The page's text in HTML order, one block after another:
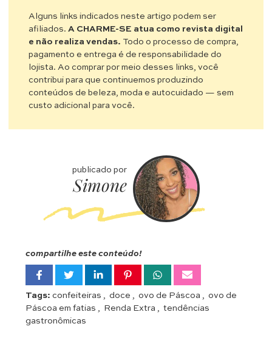
Alguns links indicados neste artigo podem ser
afiliados.A CHARME-SE atua como revista digital
e não realiza vendas. Todo o processo de compra,
pagamento e entrega é de responsabilidade do
lojista. Ao comprar por meio desses links, você
contribui para que continuemos produzindo
conteúdos de beleza, moda e autocuidado — sem
custo adicional para você.
compartilhe este conteúdo!
Tags: confeiteiras doce ovo de Páscoa
ovo de
Páscoa em fatias
Renda Extra
tendências
gastronômicas
publicado por
Simone